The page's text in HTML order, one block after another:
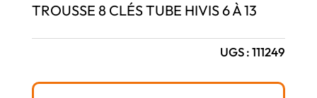
TROUSSE 8 CLÉS TUBE HIVIS 6 À 13
UGS :111249